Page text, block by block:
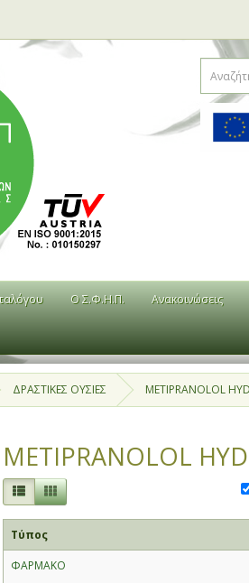
Ο Σ.Φ.Η.Π. Ανακοινώσεις
ΔΡΑΣΤΙΚΕΣ ΟΥΣΙΕΣ METIPRANOLOL
METIPRANOLOL
Τύπος
ΦΑΡΜΑΚΟ